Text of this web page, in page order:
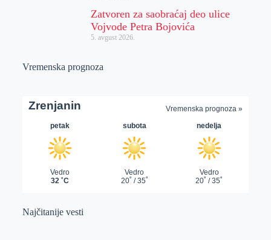
Zatvoren za saobraćaj deo ulice
Vojvode Petra Bojovića
5. avgust 2026.
Vremenska prognoza
Najčitanije vesti